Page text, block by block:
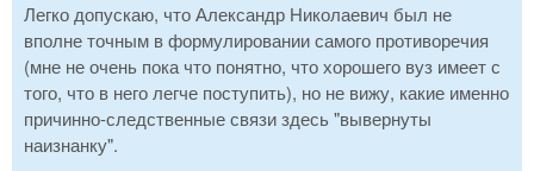
Легко допускаю, что Александр Николаевич был не
вполне точным в формулировании самого противоречия
(мне не очень пока что понятно, что хорошего вуз имеет с
того, что в него легче поступить), но не вижу, какие именно
причинно-следственные связи здесь "вывернуты
наизнанку".